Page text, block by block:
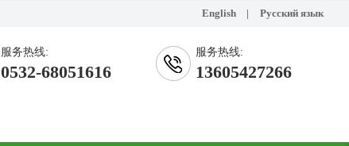
English | Русский язык
服务热线:
0532-68051616
服务热线:
13605427266